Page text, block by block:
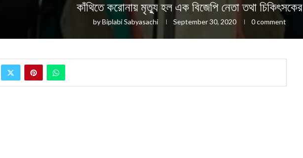
কাঁথিতে করোনায় মৃত্যু হল এক বিজেপি নেতা তথা চিকিৎসকের
byBiplabi Sabyasachi September 30, 2020 0 comment